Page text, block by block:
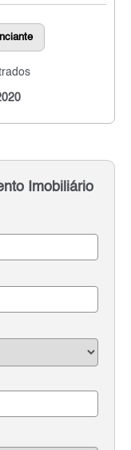
Imobiliário